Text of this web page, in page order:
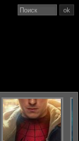
ok